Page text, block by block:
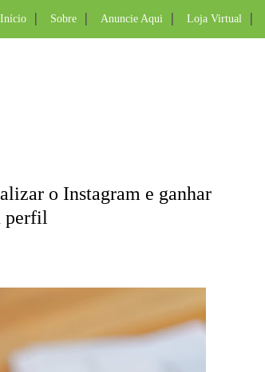
Início Sobre Anuncie Aqui Loja Virtual
o Instagram e ganhar
perfil